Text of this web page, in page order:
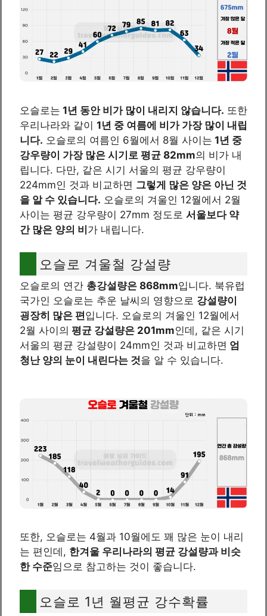
오슬로는 1년 동안 비가 많이 내리지 않습니다. 또한
우리나라와 같이 1년 중 여름에 비가 가장 많이 내립
니다. 오슬로의 여름인 6월에서 8월 사이는 1년 중
강우량이 가장 많은 시기로 평균 82mm의 비가 내
립니다. 다만, 같은 시기 서울의 평균 강우량이
224mm인 것과 비교하면 그렇게 많은 양은 아닌 것
을 알 수 있습니다. 오슬로의 겨울인 12월에서 2월
사이는 평균 강우량이 27mm 정도로 서울보다 약
간 많은 양의 비가 내립니다.
오슬로 겨울철 강설량
오슬로의 연간 총강설량은 868mm입니다. 북유럽
국가인 오슬로는 추운 날씨의 영향으로 강설량이
굉장히 많은 편입니다. 오슬로의 겨울인 12월에서
2월 사이의 평균 강설량은 201mm인데, 같은 시기
서울의 평균 강설량이 24mm인 것과 비교하면 엄
청난 양의 눈이 내린다는 것을 알 수 있습니다.
또한, 오슬로는 4월과 10월에도 꽤 많은 눈이 내리
는 편인데, 한겨울 우리나라의 평균 강설량과 비슷
한 수준임으로 참고하는 것이 좋습니다.
오슬로 1년 월평균 강수확률